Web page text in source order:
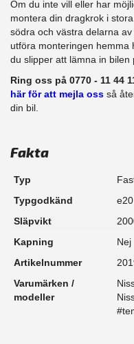
Om du inte vill eller har
montera din dragkrok i
södra och västra delarna
​utföra monteringen hemma
du slipper att lämna in bilen
Ring oss på 0770 - 11 44
här för att mejla oss så
din bil.
Fakta
Typ
Typgodkänd
e20
Släpvikt
Kapning
Nej
Artikelnummer
Varumärken /
modeller